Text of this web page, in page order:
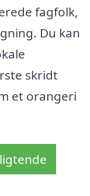
fagfolk,
Du kan
skridt
et orangeri